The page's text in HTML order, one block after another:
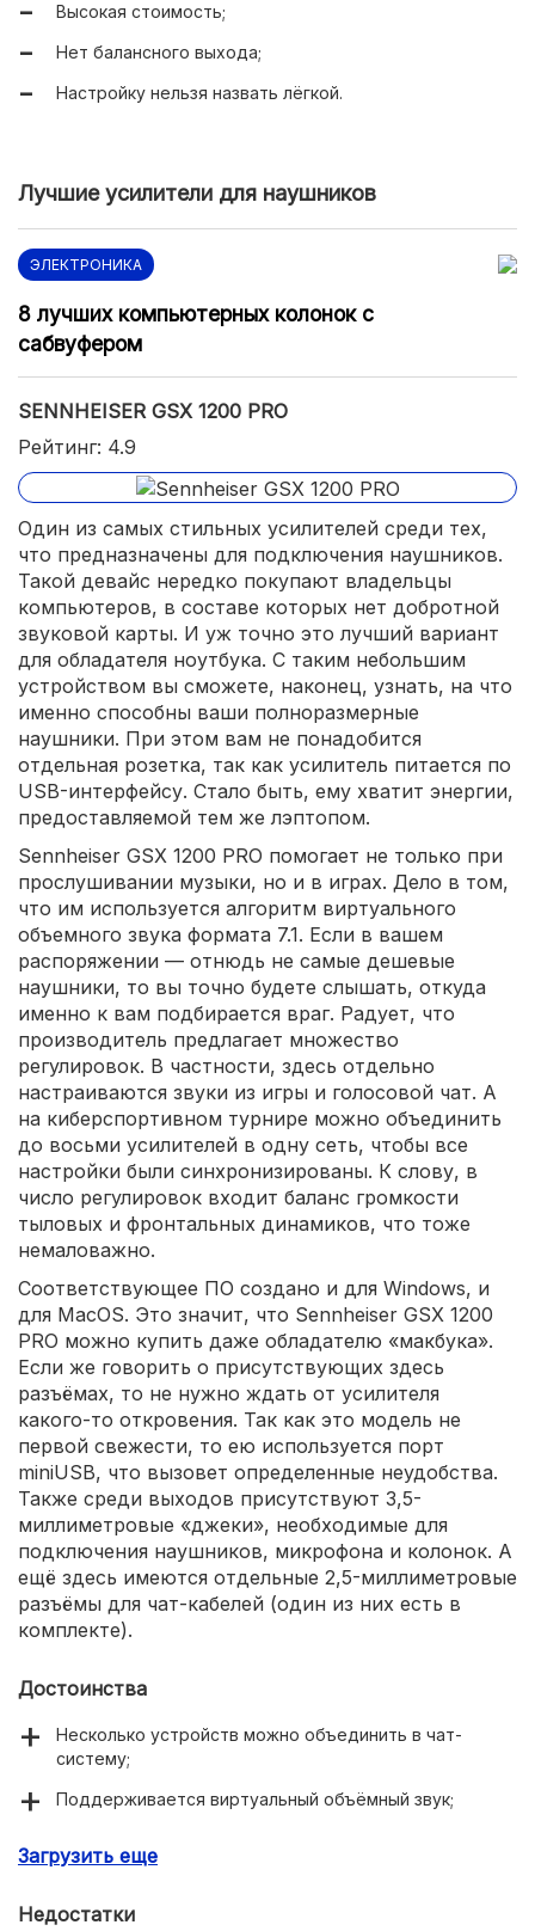
Высокая стоимость;
Нет балансного выхода;
Настройку нельзя назвать лёгкой.
Лучшие усилители для наушников
ЭЛЕКТРОНИКА
8 лучших компьютерных колонок с
сабвуфером
SENNHEISER GSX 1200 PRO
Рейтинг: 4.9
Один из самых стильных усилителей среди тех,
что предназначены для подключения наушников.
Такой девайс нередко покупают владельцы
компьютеров, в составе которых нет добротной
звуковой карты. И уж точно это лучший вариант
для обладателя ноутбука. С таким небольшим
устройством вы сможете, наконец, узнать, на что
именно способны ваши полноразмерные
наушники. При этом вам не понадобится
отдельная розетка, так как усилитель питается по
USB-интерфейсу. Стало быть, ему хватит энергии,
предоставляемой тем же лэптопом.
Sennheiser GSX 1200 PRO помогает не только при
прослушивании музыки, но и в играх. Дело в том,
что им используется алгоритм виртуального
объемного звука формата 7.1. Если в вашем
распоряжении — отнюдь не самые дешевые
наушники, то вы точно будете слышать, откуда
именно к вам подбирается враг. Радует, что
производитель предлагает множество
регулировок. В частности, здесь отдельно
настраиваются звуки из игры и голосовой чат. А
на киберспортивном турнире можно объединить
до восьми усилителей в одну сеть, чтобы все
настройки были синхронизированы. К слову, в
число регулировок входит баланс громкости
тыловых и фронтальных динамиков, что тоже
немаловажно.
Соответствующее ПО создано и для Windows, и
для MacOS. Это значит, что Sennheiser GSX 1200
PRO можно купить даже обладателю «макбука».
Если же говорить о присутствующих здесь
разъёмах, то не нужно ждать от усилителя
какого-то откровения. Так как это модель не
первой свежести, то ею используется порт
miniUSB, что вызовет определенные неудобства.
Также среди выходов присутствуют 3,5-
миллиметровые «джеки», необходимые для
подключения наушников, микрофона и колонок. А
ещё здесь имеются отдельные 2,5-миллиметровые
разъёмы для чат-кабелей (один из них есть в
комплекте).
Достоинства
Несколько устройств можно объединить в чат-
систему;
Поддерживается виртуальный объёмный звук;
Есть дисплей;
Загрузить еще
Недостатки